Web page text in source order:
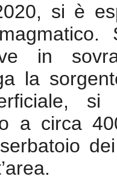
si è
in
la
a circa